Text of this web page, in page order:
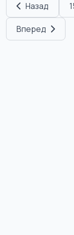
Назад
Вперед